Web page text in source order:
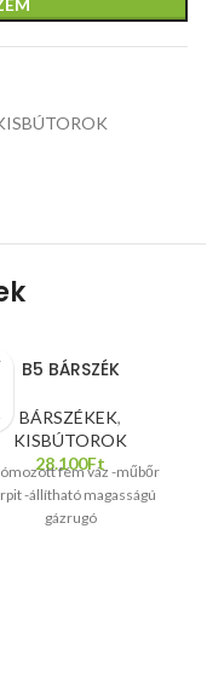
B5 BÁRSZÉK
BÁRSZÉKEK,
KISBÚTOROK
28.100Ft
fém váz -műbőr
-állítható magasságú
gázrugó